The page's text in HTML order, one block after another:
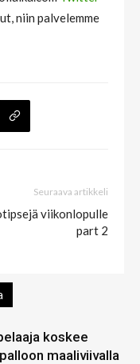
niin palvelemme
Seuraava artikkeli
viikonlopulle
part 2
koskee
maaliviivalla